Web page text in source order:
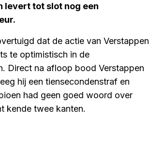
levert tot slot nog een
dat de actie van Verstappen
te optimistisch in de
Direct na afloop bood Verstappen
hij een tiensecondenstraf en
had geen goed woord over
kende twee kanten.